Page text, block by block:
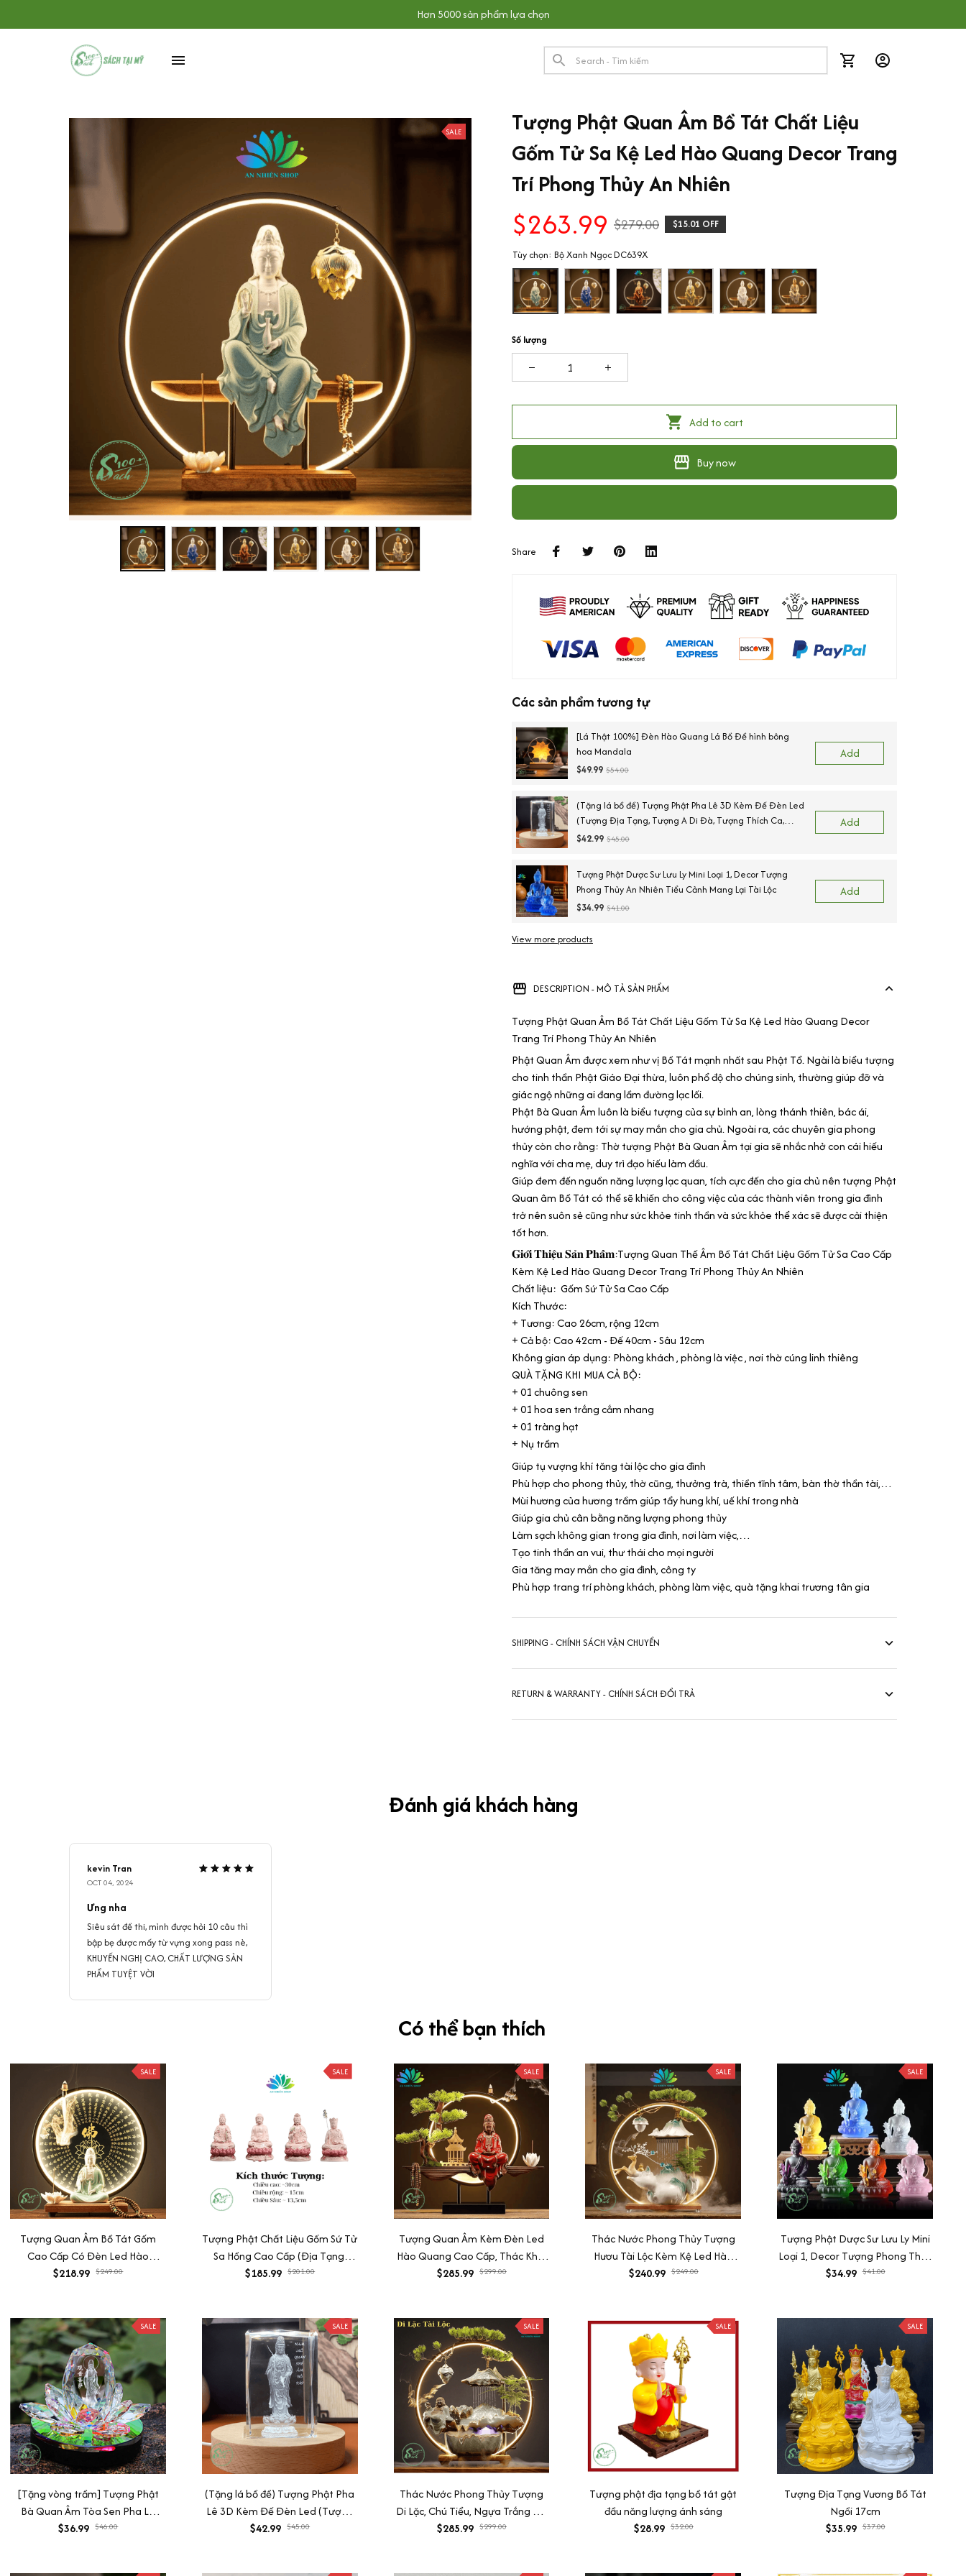
Hơn 5000 sản phẩm lựa chọn
SALE
Tượng Phật Quan Âm Bồ Tát Chất Liệu
Gốm Tử Sa Kệ Led Hào Quang Decor Trang
Trí Phong Thủy An Nhiên
$263.99 $279.00 $15.01 OFF
Tùy chọn: Bộ Xanh Ngọc DC639X
Số lượng
Add to cart
Buy now
Share
Các sản phẩm tương tự
[Lá Thật 100%] Đèn Hào Quang Lá Bồ Đề hình bông
hoa Mandala
$49.99 $54.00
Add
(Tặng lá bồ đề) Tượng Phật Pha Lê 3D Kèm Đế Đèn Led
(Tượng Địa Tạng, Tượng A Di Đà, Tượng Thích Ca,
Tượng Quan Âm, Tượng Dược Sư)
$42.99 $45.00
Add
Tượng Phật Dược Sư Lưu Ly Mini Loại 1, Decor Tượng
Phong Thủy An Nhiên Tiểu Cảnh Mang Lại Tài Lộc
$34.99 $41.00
Add
View more products
DESCRIPTION - MÔ TẢ SẢN PHẨM
Tượng Phật Quan Âm Bồ Tát Chất Liệu Gốm Tử Sa Kệ Led Hào Quang Decor
Trang Trí Phong Thủy An Nhiên
Phật Quan Âm được xem như vị Bồ Tát mạnh nhất sau Phật Tổ. Ngài là biểu tượng
cho tinh thần Phật Giáo Đại thừa, luôn phổ độ cho chúng sinh, thường giúp đỡ và
giác ngộ những ai đang lầm đường lạc lối.
Phật Bà Quan Âm luôn là biểu tượng của sự bình an, lòng thánh thiên, bác ái,
hướng phật, đem tới sự may mắn cho gia chủ. Ngoài ra, các chuyên gia phong
thủy còn cho rằng: Thờ tượng Phật Bà Quan Âm tại gia sẽ nhắc nhở con cái hiếu
nghĩa với cha mẹ, duy trì đạo hiếu làm đầu.
Giúp đem đến nguồn năng lượng lạc quan, tích cực đến cho gia chủ nên tượng Phật
Quan âm Bồ Tát có thể sẽ khiến cho công việc của các thành viên trong gia đình
trở nên suôn sẻ cũng như sức khỏe tinh thần và sức khỏe thể xác sẽ được cải thiện
tốt hơn.
𝐆𝐢𝐨̛́𝐢 𝐓𝐡𝐢𝐞̣̂𝐮 𝐒𝐚̉𝐧 𝐏𝐡𝐚̂̉𝐦:Tượng Quan Thế Âm Bồ Tát Chất Liệu Gốm Tử Sa Cao Cấp
Kèm Kệ Led Hào Quang Decor Trang Trí Phong Thủy An Nhiên
Chất liệu: Gốm Sứ Tử Sa Cao Cấp
Kích Thước:
+ Tương: Cao 26cm, rộng 12cm
+ Cả bộ: Cao 42cm - Đế 40cm - Sâu 12cm
Không gian áp dụng: Phòng khách , phòng là việc , nơi thờ cúng linh thiêng
QUÀ TẶNG KHI MUA CẢ BỘ:
+ 01 chuông sen
+ 01 hoa sen trắng cắm nhang
+ 01 tràng hạt
+ Nụ trầm
Giúp tụ vượng khí tăng tài lộc cho gia đình
Phù hợp cho phong thủy, thờ cũng, thưởng trà, thiền tĩnh tâm, bàn thờ thần tài,…
Mùi hương của hương trầm giúp tẩy hung khí, uế khí trong nhà
Giúp gia chủ cân bằng năng lượng phong thủy
Làm sạch không gian trong gia đình, nơi làm việc,…
Tạo tinh thần an vui, thư thái cho mọi người
Gia tăng may mắn cho gia đình, công ty
Phù hợp trang trí phòng khách, phòng làm việc, quà tặng khai trương tân gia
SHIPPING - CHÍNH SÁCH VẬN CHUYỂN
RETURN & WARRANTY - CHÍNH SÁCH ĐỔI TRẢ
Đánh giá khách hàng
kevin Tran
OCT 04, 2024
Ưng nha
Siêu sát đề thi, mình được hỏi 10 câu thì
bập bẹ được mấy từ vựng xong pass nè,
KHUYẾN NGHỊ CAO, CHẤT LƯỢNG SẢN
PHẨM TUYỆT VỜI
Có thể bạn thích
SALE
Tượng Quan Âm Bồ Tát Gốm
Cao Cấp Có Đèn Led Hào
Quang,Tượng Phong Thủy An
$218.99 $249.00
SALE
Tượng Phật Chất Liệu Gốm Sứ Tử
Sa Hồng Cao Cấp (Địa Tạng,
Quan Âm, A Di Đà, Đại Thế Chí)
$185.99 $201.00
SALE
Tượng Quan Âm Kèm Đèn Led
Hào Quang Cao Cấp, Thác Khói
Trầm Hương Cây Xanh Tiểu Cảnh
$285.99 $299.00
SALE
Thác Nước Phong Thủy Tượng
Hươu Tài Lộc Kèm Kệ Led Hào
Quang Cao Cấp, Decor Tiểu
$240.99 $249.00
SALE
Tượng Phật Dược Sư Lưu Ly Mini
Loại 1, Decor Tượng Phong Thủy
An Nhiên Tiểu Cảnh Mang Lại Tài
$34.99 $41.00
SALE
[Tặng vòng trầm] Tượng Phật
Bà Quan Âm Tòa Sen Pha Lê
Trang Trí Taplo Ô Tô, Bàn Làm
$36.99 $46.00
SALE
(Tặng lá bồ đề) Tượng Phật Pha
Lê 3D Kèm Đế Đèn Led (Tượng
Địa Tạng, Tượng A Di Đà, Tượng
$42.99 $45.00
SALE
Thác Nước Phong Thủy Tượng
Di Lặc, Chú Tiểu, Ngựa Trắng Có
Đèn Led Hào Quang Đem Lại
$285.99 $299.00
SALE
Tượng phật địa tạng bồ tát gật
đầu năng lượng ánh sáng
$28.99 $32.00
SALE
Tượng Địa Tạng Vương Bồ Tát
Ngồi 17cm
$35.99 $37.00